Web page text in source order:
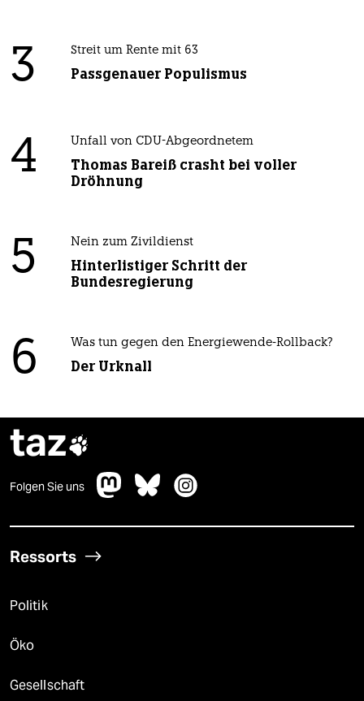
3 Streit um Rente mit 63
Passgenauer Populismus
4 Unfall von CDU-Abgeordnetem
Thomas Bareiß crasht bei voller
Dröhnung
5 Nein zum Zivildienst
Hinterlistiger Schritt der
Bundesregierung
6 Was tun gegen den Energiewende-Rollback?
Der Urknall
taz
Folgen Sie uns
Ressorts
Politik
Öko
Gesellschaft